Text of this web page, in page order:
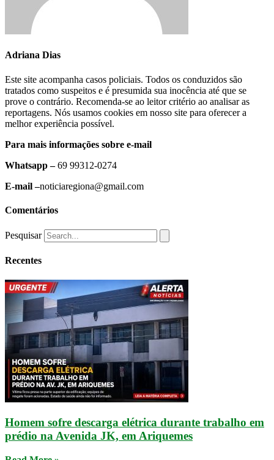
Adriana Dias
Este site acompanha casos policiais. Todos os conduzidos são
tratados como suspeitos e é presumida sua inocência até que se
prove o contrário. Recomenda-se ao leitor critério ao analisar as
reportagens. Nós usamos cookies em nosso site para oferecer a
melhor experiência possível.
Para mais informações sobre e-mail
Whatsapp –69 99312-0274
E-mail –noticiaregiona@gmail.com
Comentários
Pesquisar
Recentes
Homem sofre descarga elétrica durante trabalho em
prédio na Avenida JK, em Ariquemes